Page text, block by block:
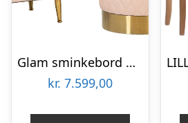
Glam sminkebord med skammel i træ, mdf, metal – 120x40x75, 36×39 cm
kr. 7.599,00